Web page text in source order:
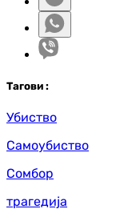
Тагови :
Убиство
Самоубиство
Сомбор
трагедија